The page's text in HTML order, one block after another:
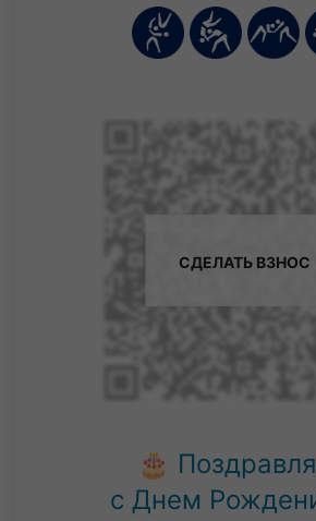
СДЕЛАТЬ ВЗНОС
🎂
с Днем
Павлов Максим
Петров Роман
Шимин Артем
Малый Владислав
Якуньков Ярослав
30 июля
Усов Степан
Харламов Лев
31 июля
Щуров Глеб
1 августа
Бочаров Тимофей
Иванов Тимофей
Ничегоряев Данил
Смоленцев Андрей
2 августа